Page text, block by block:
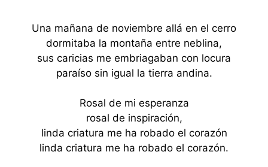
Una mañana de noviembre allá en el cerro
dormitaba la montaña entre neblina,
sus caricias me embriagaban con locura
paraíso sin igual la tierra andina.
Rosal de mi esperanza
rosal de inspiración,
linda criatura me ha robado el corazón
linda criatura me ha robado el corazón.